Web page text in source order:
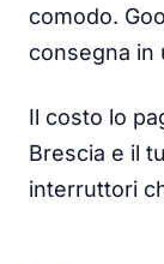
comodo.
consegna in
Il costo lo
Brescia e il
interruttori